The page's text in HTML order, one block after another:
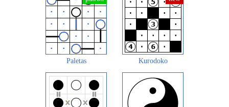
Paletas Kurodoko